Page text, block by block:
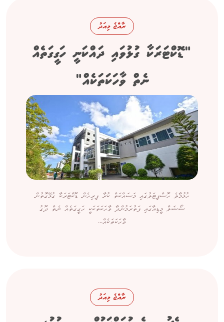
ރާއްޖެ މިއަދު
"ޑޮކްޓަރަކާ ގުޅުވައި ދައްކަނީ ހަގީގަތެއް
ނެތް ވާހަކަތަކެއް"
ހުޅުމާލެ ހޮސްޕިޓަލުގައި މަސައްކަތް ކުރާ ފިރިހެން ޑޮކްޓަރަކާ ގުޅޭގޮތުން
ސޯޝަލް މީޑިއާގައި ފަތުރަމުންދާ ވާހަކަތަކަކީ ހަގީގަތެއް ނެތް ދޮގު
ވާހަކަތަކެއް...
ރާއްޖެ މިއަދު